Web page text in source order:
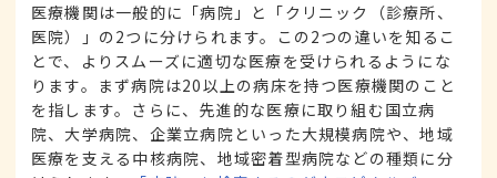
医療機関は一般的に「病院」と「クリニック（診療所、
医院）」の2つに分けられます。この2つの違いを知るこ
とで、よりスムーズに適切な医療を受けられるようにな
ります。まず病院は20以上の病床を持つ医療機関のこと
を指します。さらに、先進的な医療に取り組む国立病
院、大学病院、企業立病院といった大規模病院や、地域
医療を支える中核病院、地域密着型病院などの種類に分